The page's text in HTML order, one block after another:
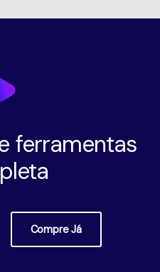
ferramentas
Compre Já